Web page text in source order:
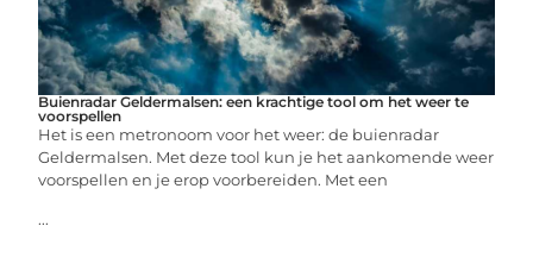
Buienradar Geldermalsen: een krachtige tool om het weer te
voorspellen
Het is een metronoom voor het weer: de buienradar
Geldermalsen. Met deze tool kun je het aankomende weer
voorspellen en je erop voorbereiden. Met een
...